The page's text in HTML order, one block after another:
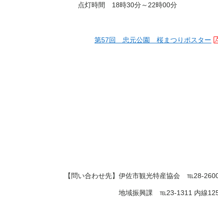
点灯時間 18時30分～22時00分
第57回 忠元公園 桜まつりポスター
【問い合わせ先】伊佐市観光特産協会 ℡ 28-
地域振興課 ℡ 23-1311 内線